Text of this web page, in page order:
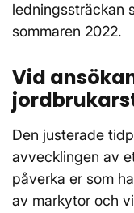
ledningssträckan
sommaren 2022.
Vid
Den justerade
avvecklingen av
påverka er som
av markytor och